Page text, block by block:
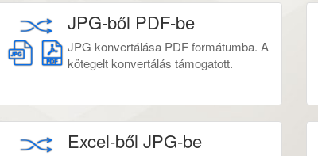
JPG-ből PDF-be
JPG konvertálása PDF formátumba. A
kötegelt konvertálás támogatott.
Excel-ből JPG-be